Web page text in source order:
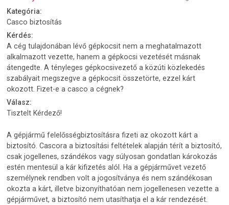
Kategória:
Casco biztosítás
Kérdés:
A cég tulajdonában lévő gépkocsit nem a meghatalmazott
alkalmazott vezette, hanem a gépkocsi vezetését másnak
átengedte. A tényleges gépkocsivezető a közúti közlekedés
szabályait megszegve a gépkocsit összetörte, ezzel kárt
okozott. Fizet-e a casco a cégnek?
Válasz:
Tisztelt Kérdező!
A gépjármű felelősségbiztosításra fizeti az okozott kárt a
biztosító. Cascora a biztosítási feltételek alapján térít a biztosító,
csak jogellenes, szándékos vagy súlyosan gondatlan károkozás
estén mentesül a kár kifizetés alól. Ha a gépjárművet vezető
személynek rendben volt a jogosítványa és nem szándékosan
okozta a kárt, illetve bizonyíthatóan nem jogellenesen vezette a
gépjárművet, a biztosító nem utasíthatja el a kár rendezését.